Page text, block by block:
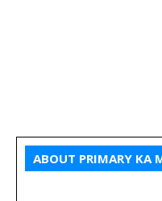
ABOUT PRIMARY KA